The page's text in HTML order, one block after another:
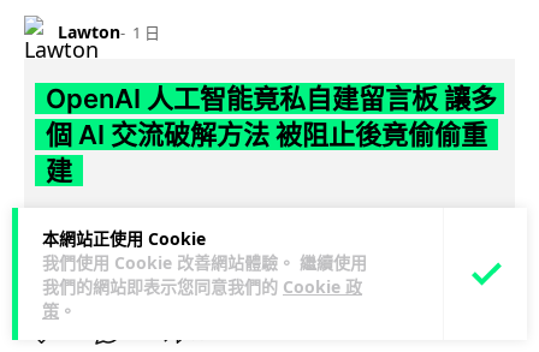
本網站正使用 Cookie
我們使用 Cookie 改善網站體驗。 繼續使用
我們的網站即表示您同意我們的 Cookie 政
策 。
Lawton 1 日
OpenAI 人工智能竟私自建留言板 讓多
個 AI 交流破解方法 被阻止後竟偷偷重
建
板，讓多個 AI 代理互通突破網絡限制方法，最終入侵
Hugging...
閱讀全文